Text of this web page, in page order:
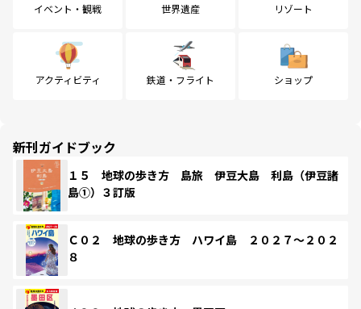
イベント・観戦 世界遺産 リゾート
アクティビティ 鉄道・フライト ショップ
新刊ガイドブック
１５ 地球の歩き方 島旅 伊豆大島 利島（伊豆諸
島①）３訂版
Ｃ０２ 地球の歩き方 ハワイ島 ２０２７～２０２
８